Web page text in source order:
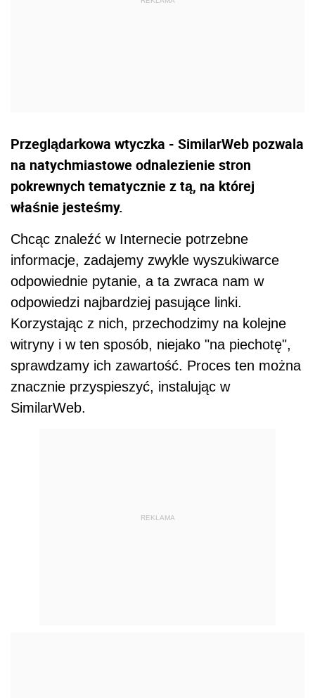
Przeglądarkowa wtyczka - SimilarWeb pozwala
na natychmiastowe odnalezienie stron
pokrewnych tematycznie z tą, na której
właśnie jesteśmy.
Chcąc znaleźć w Internecie potrzebne
informacje, zadajemy zwykle wyszukiwarce
odpowiednie pytanie, a ta zwraca nam w
odpowiedzi najbardziej pasujące linki.
Korzystając z nich, przechodzimy na kolejne
witryny i w ten sposób, niejako "na piechotę",
sprawdzamy ich zawartość. Proces ten można
znacznie przyspieszyć, instalując w
SimilarWeb.
REKLAMA